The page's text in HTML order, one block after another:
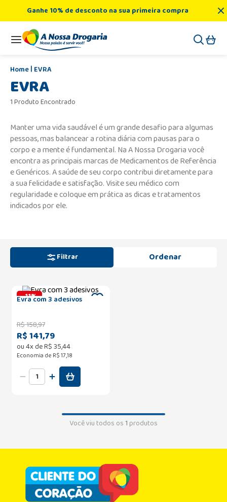
Ganhe 10% de desconto na sua primeira compra
EVRA
EVRA
1 Produto Encontrado
Manter uma vida saudável é um grande desafio para algumas
pessoas, mas balancear a rotina diária com pausas para o
corpo e a mente é fundamental. Na A Nossa Drogaria você
encontra as principais marcas de Medicamentos de Referência
e Genéricos. A saúde de seu corpo contribui diretamente para
a sua felicidade e satisfação. Visite seu médico com
regularidade e coloque em prática as dicas e tratamentos
indicados por ele.
Filtrar
-11%
Evra com 3 adesivos
R$158,97
R$ 141,79
ou4x deR$35,44
Economia de R$ 17,18
Você viu todos os1produtos